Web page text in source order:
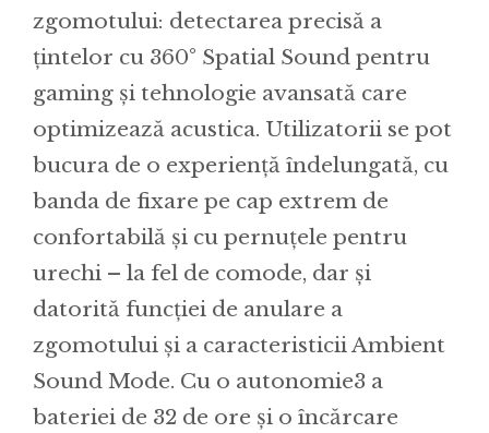
zgomotului: detectarea precisă a
țintelor cu 360° Spatial Sound pentru
gaming și tehnologie avansată care
optimizează acustica. Utilizatorii se pot
bucura de o experiență îndelungată, cu
banda de fixare pe cap extrem de
confortabilă și cu pernuțele pentru
urechi – la fel de comode, dar și
datorită funcției de anulare a
zgomotului și a caracteristicii Ambient
Sound Mode. Cu o autonomie3 a
bateriei de 32 de ore și o încărcare